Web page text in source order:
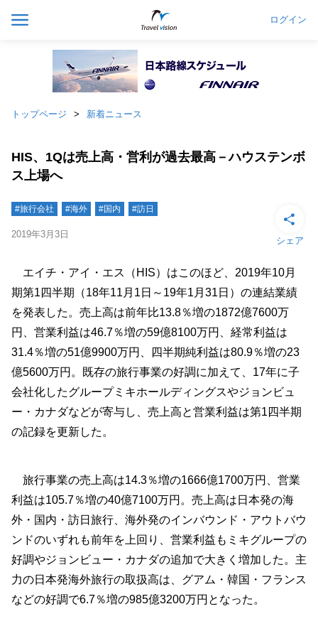
ログイン
トップページ 新着ニュース
HIS、1Qは売上高・営利が過去最高－ハウステンボ
ス上場へ
#旅行会社 #海外 #国内 #訪日
2019年3月3日
シェア
エイチ・アイ・エス（HIS）はこのほど、2019年10月
期第1四半期（18年11月1日～19年1月31日）の連結業績
を発表した。売上高は前年比13.8％増の1872億7600万
円、営業利益は46.7％増の59億8100万円、経常利益は
31.4％増の51億9900万円、四半期純利益は80.9％増の23
億5600万円。既存の旅行事業の好調に加えて、17年に子
会社化したグループミキホールディングスやジョンビュ
ー・カナダなどが寄与し、売上高と営業利益は第1四半期
の記録を更新した。
旅行事業の売上高は14.3％増の1666億1700万円、営業
利益は105.7％増の40億7100万円。売上高は日本発の海
外・国内・訪日旅行、海外発のインバウンド・アウトバウ
ンドのいずれも前年を上回り、営業利益もミキグループの
好調やジョンビュー・カナダの追加で大きく増加した。主
力の日本発海外旅行の取扱高は、グアム・韓国・フランス
などの好調で6.7％増の985億3200万円となった。